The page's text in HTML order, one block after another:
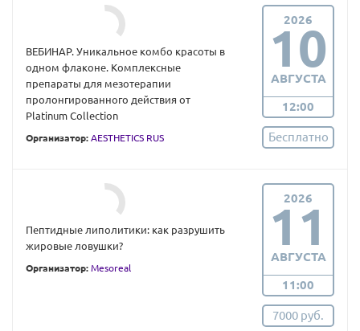
ВЕБИНАР. Уникальное комбо красоты в
одном флаконе. Комплексные
препараты для мезотерапии
пролонгированного действия от
Platinum Collection
Организатор: AESTHETICS RUS
2026
10
АВГУСТА
12:00
Бесплатно
Пептидные липолитики: как разрушить
жировые ловушки?
Организатор: Mesoreal
2026
11
АВГУСТА
11:00
7000 руб.